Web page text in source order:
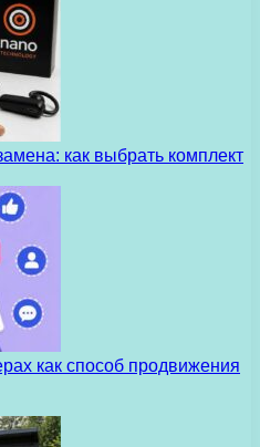
как выбрать комплект
как способ продвижения